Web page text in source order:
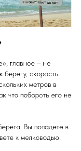
главное – не
берегу, скорость
метров в
что побороть его не
Вы попадете в
к мелководью.